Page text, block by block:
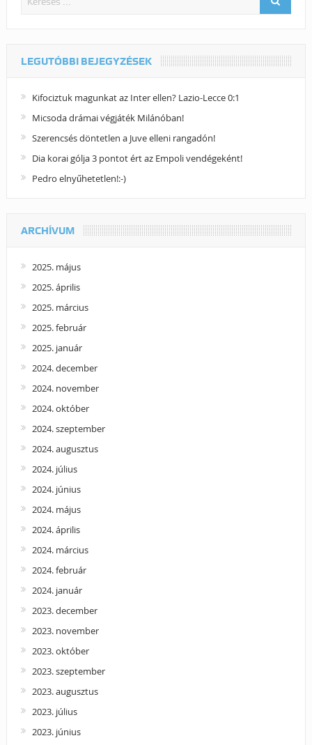
LEGUTÓBBI BEJEGYZÉSEK
Kifociztuk magunkat az Inter ellen? Lazio-Lecce 0:1
Micsoda drámai végjáték Milánóban!
Szerencsés döntetlen a Juve elleni rangadón!
Dia korai gólja 3 pontot ért az Empoli vendégeként!
Pedro elnyűhetetlen!:-)
ARCHÍVUM
2025. május
2025. április
2025. március
2025. február
2025. január
2024. december
2024. november
2024. október
2024. szeptember
2024. augusztus
2024. július
2024. június
2024. május
2024. április
2024. március
2024. február
2024. január
2023. december
2023. november
2023. október
2023. szeptember
2023. augusztus
2023. július
2023. június